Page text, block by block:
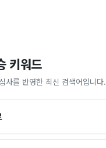
키워드
사를 반영한 최신 검색어입니다.